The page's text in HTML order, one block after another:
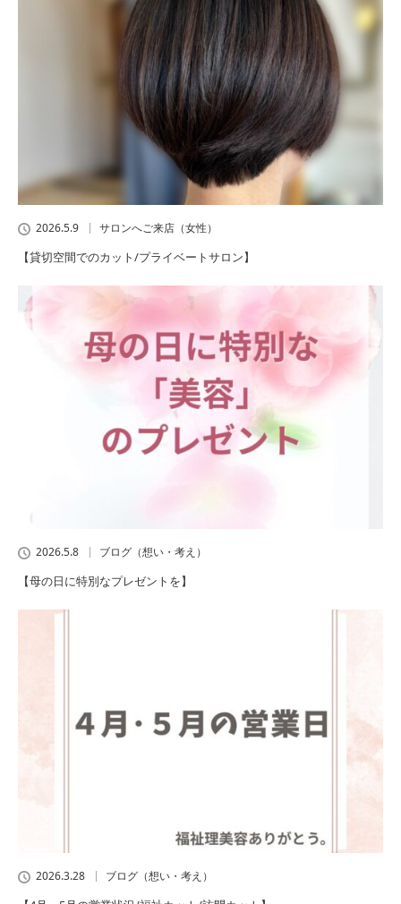
2026.5.9 サロンへご来店（女性）
【貸切空間でのカット/プライベートサロン】
2026.5.8 ブログ（想い・考え）
【母の日に特別なプレゼントを】
2026.3.28 ブログ（想い・考え）